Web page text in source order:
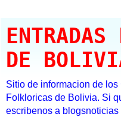
DE
Sitio de informacion de
Folkloricas de Bolivia. Si
escribenos a blogsnoticias